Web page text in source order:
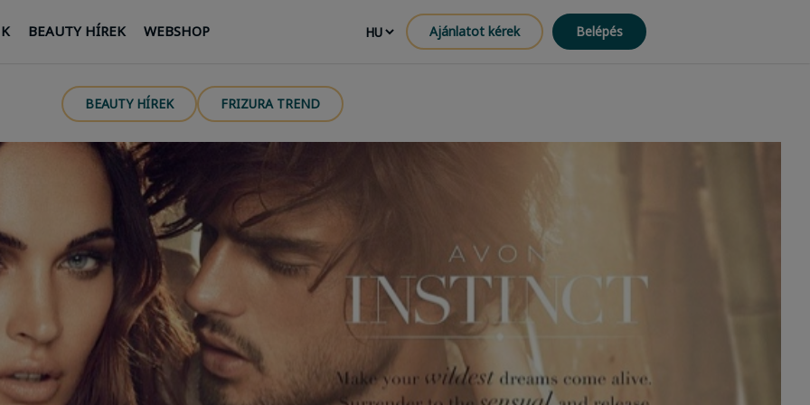
BEAUTY HÍREK WEBSHOP Ajánlatot kérek Belépés
BEAUTY HÍREK FRIZURA TREND